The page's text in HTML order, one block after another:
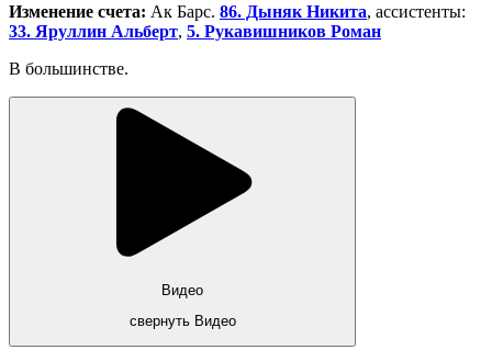
Изменение счета: Ак Барс. 86. Дыняк Никита, ассистенты:
33. Яруллин Альберт, 5. Рукавишников Роман
В большинстве.
Видео
свернуть Видео